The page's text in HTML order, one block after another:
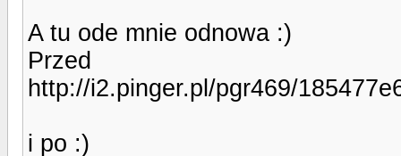
A tu ode mnie odnowa :)
Przed
http://i2.pinger.pl/pgr469/
i po :)